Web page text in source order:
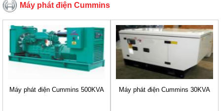
Máy phát điện Cummins
Máy phát điện Cummins 500KVA Máy phát điện Cummins 30KVA